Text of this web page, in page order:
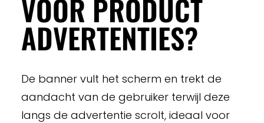
VOOR PRODUCT
ADVERTENTIES?
De banner vult het scherm en trekt de
aandacht van de gebruiker terwijl deze
langs de advertentie scrolt, ideaal voor